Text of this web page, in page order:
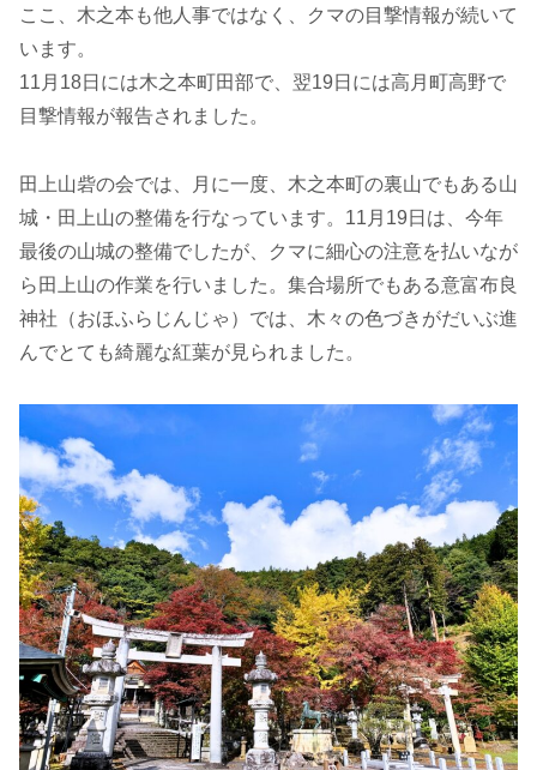
ここ、木之本も他人事ではなく、クマの目撃情報が続いて
います。
11月18日には木之本町田部で、翌19日には高月町高野で
目撃情報が報告されました。
田上山砦の会では、月に一度、木之本町の裏山でもある山
城・田上山の整備を行なっています。11月19日は、今年
最後の山城の整備でしたが、クマに細心の注意を払いなが
ら田上山の作業を行いました。集合場所でもある意富布良
神社（おほふらじんじゃ）では、木々の色づきがだいぶ進
んでとても綺麗な紅葉が見られました。